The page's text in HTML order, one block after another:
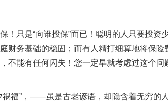
只是“向谁投保”而已！聪明的人只要投资
财务基础的稳固；而有人精打细算地将保险
不能有任何闪失！您一定早就考虑过这个问
福”，——虽是古老谚语，却隐含着无穷的人